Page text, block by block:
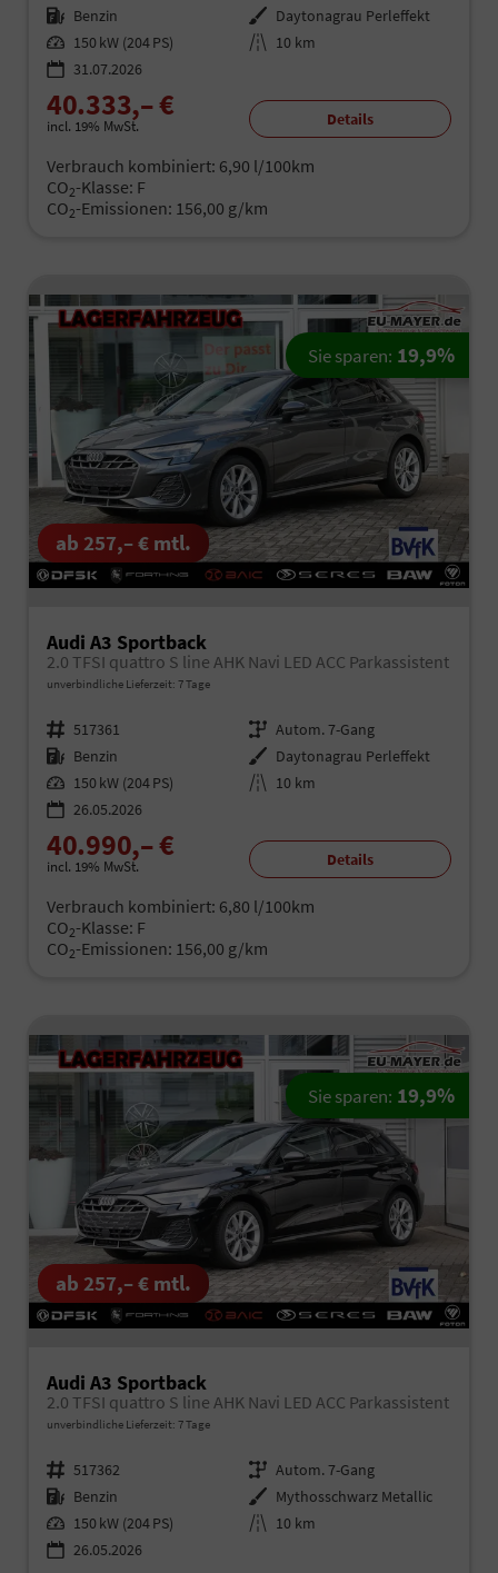
Kraftstoff Benzin Außenfarbe Daytonagrau Perleffekt
Leistung 150 kW (204 PS) Kilometerstand 10 km
31.07.2026
40.333,– €
incl. 19% MwSt. Details
Verbrauch kombiniert: 6,90 l/100km
CO2-Klasse: F
CO2-Emissionen: 156,00 g/km
ab 257,– € mtl.
Audi A3 Sportback
2.0 TFSI quattro S line AHK Navi LED ACC Parkassistent
unverbindliche Lieferzeit: 7 Tage
Fahrzeugnr. 517361 Getriebe Autom. 7-Gang
Kraftstoff Benzin Außenfarbe Daytonagrau Perleffekt
Leistung 150 kW (204 PS) Kilometerstand 10 km
26.05.2026
40.990,– €
incl. 19% MwSt.
Sie sparen: 19,9%
Details
Verbrauch kombiniert: 6,80 l/100km
CO2-Klasse: F
CO2-Emissionen: 156,00 g/km
ab 257,– € mtl.
Audi A3 Sportback
2.0 TFSI quattro S line AHK Navi LED ACC Parkassistent
unverbindliche Lieferzeit: 7 Tage
Fahrzeugnr. 517362 Getriebe Autom. 7-Gang
Kraftstoff Benzin Außenfarbe Mythosschwarz Metallic
Leistung 150 kW (204 PS) Kilometerstand 10 km
26.05.2026
Sie sparen: 19,9%